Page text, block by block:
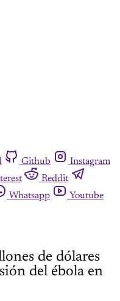
Github
Instagram
Reddit
Whatsapp
Youtube
de dólares
del ébola en